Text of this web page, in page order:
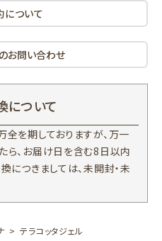
ついて
お問い合わせ
について
全を期しておりますが、万一
ら、お届け日を含む8日以内
につきましては、未開封・未
テラコッタジェル